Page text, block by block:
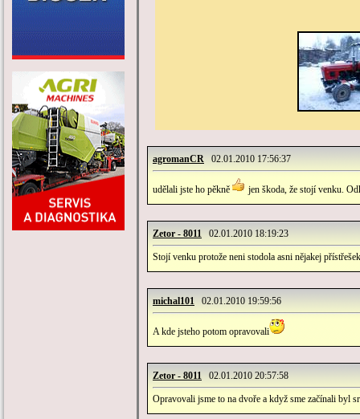
agromanCR 02.01.2010 17:56:37
udělali jste ho pěkně jen škoda, že stojí venku.
Zetor - 8011 02.01.2010 18:19:23
Stojí venku protože neni stodola asni nějakej
michal101 02.01.2010 19:59:56
A kde jsteho potom opravovali
Zetor - 8011 02.01.2010 20:57:58
Opravovali jsme to na dvoře a když sme začínali byl